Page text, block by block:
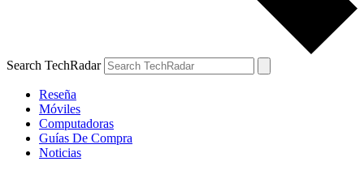
Search TechRadar
Reseña
Móviles
Computadoras
Guías De Compra
Noticias